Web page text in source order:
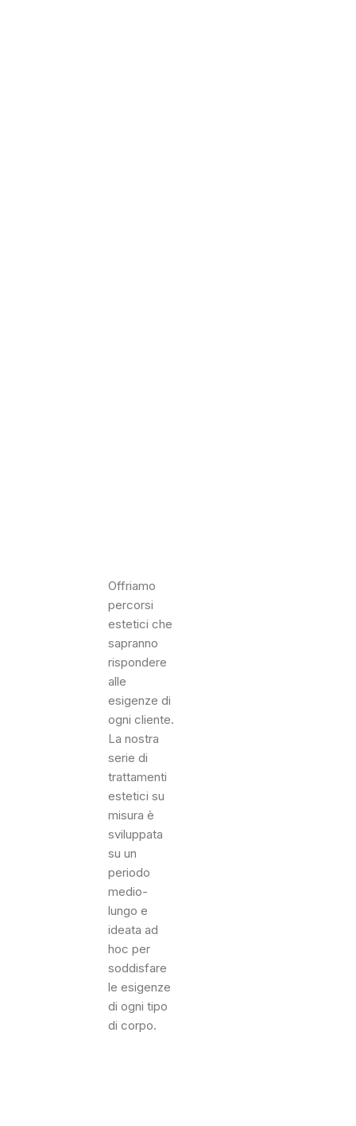
Offriamo
percorsi
estetici che
sapranno
rispondere
alle
esigenze di
ogni cliente.
La nostra
serie di
trattamenti
estetici su
misura è
sviluppata
su un
periodo
medio-
lungo e
ideata ad
hoc per
soddisfare
le esigenze
di ogni tipo
di corpo.